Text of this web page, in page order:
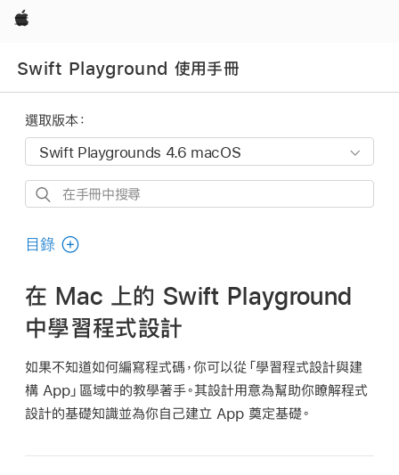
Apple
Swift Playground 使用手冊
選取版本：
在
冊
搜
尋
目錄
在 Mac 上的 Swift Playground
中學習程式設計
如果不知道如何編寫程式碼，你可以從「學習程式設計與建
構 App」區域中的教學著手。其設計用意為幫助你瞭解程式
設計的基礎知識並為你自己建立 App 奠定基礎。